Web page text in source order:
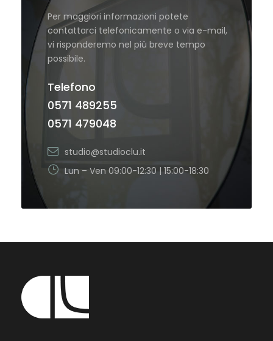
Per maggiori informazioni potete
contattarci telefonicamente o via e-mail,
vi risponderemo nel più breve tempo
possibile.
Telefono
0571 489255
0571 479048
studio@studioclu.it
Lun – Ven 09:00-12:30 | 15:00-18:30